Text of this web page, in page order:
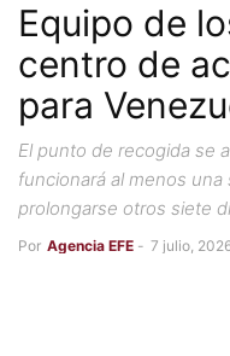
Equipo de
centro de
para
El punto de recogida se
funcionará al menos
prolongarse otros siete
Por Agencia EFE - 7 julio,